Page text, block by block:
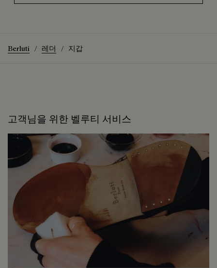
Berluti 레더 지갑
고객님을 위한 벨루티 서비스